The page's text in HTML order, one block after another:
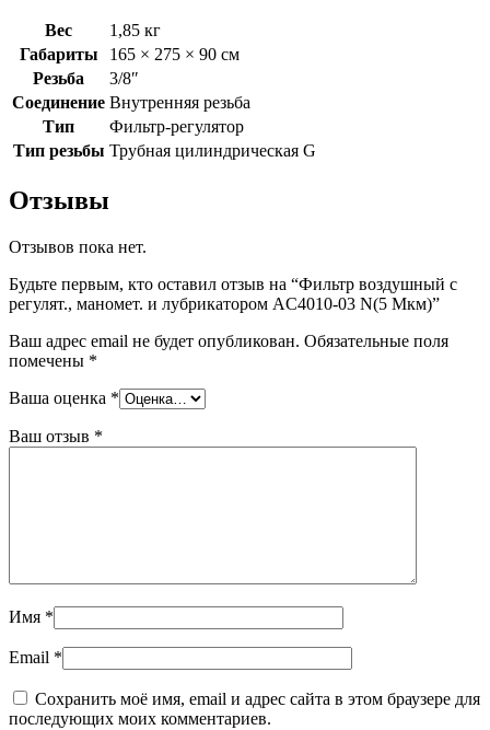
Вес
1,85 кг
Габариты
165 × 275 × 90 см
Резьба
3/8″
Соединение Внутренняя резьба
Тип
Фильтр-регулятор
Тип резьбы Трубная цилиндрическая G
Отзывы
Отзывов пока нет.
Будьте первым, кто оставил отзыв на “Фильтр воздушный с
регулят., маномет. и лубрикатором AC4010-03 N(5 Мкм)”
Ваш адрес email не будет опубликован. Обязательные поля
помечены *
Ваша оценка *
Ваш отзыв *
Имя *
Email *
Сохранить моё имя, email и адрес сайта в этом браузере для
последующих моих комментариев.